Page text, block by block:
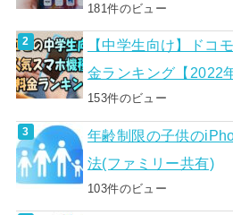
181件のビュー
【中学生向け】ドコ
金ランキング【2022
153件のビュー
年齢制限の子供の
法(ファミリー共有)
103件のビュー